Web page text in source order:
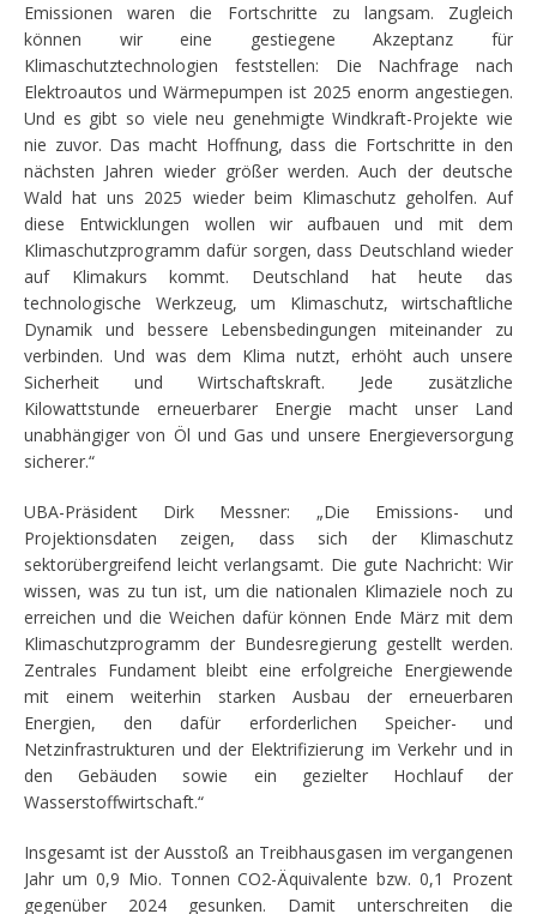
Emissionen waren die Fortschritte zu langsam. Zugleich
können wir eine gestiegene Akzeptanz für
Klimaschutztechnologien feststellen: Die Nachfrage nach
Elektroautos und Wärmepumpen ist 2025 enorm angestiegen.
Und es gibt so viele neu genehmigte Windkraft-Projekte wie
nie zuvor. Das macht Hoffnung, dass die Fortschritte in den
nächsten Jahren wieder größer werden. Auch der deutsche
Wald hat uns 2025 wieder beim Klimaschutz geholfen. Auf
diese Entwicklungen wollen wir aufbauen und mit dem
Klimaschutzprogramm dafür sorgen, dass Deutschland wieder
auf Klimakurs kommt. Deutschland hat heute das
technologische Werkzeug, um Klimaschutz, wirtschaftliche
Dynamik und bessere Lebensbedingungen miteinander zu
verbinden. Und was dem Klima nutzt, erhöht auch unsere
Sicherheit und Wirtschaftskraft. Jede zusätzliche
Kilowattstunde erneuerbarer Energie macht unser Land
unabhängiger von Öl und Gas und unsere Energieversorgung
sicherer.“
UBA-Präsident Dirk Messner:
„Die Emissions- und
Projektionsdaten zeigen, dass sich der Klimaschutz
sektorübergreifend leicht verlangsamt. Die gute Nachricht: Wir
wissen, was zu tun ist, um die nationalen Klimaziele noch zu
erreichen und die Weichen dafür können Ende März mit dem
Klimaschutzprogramm der Bundesregierung gestellt werden.
Zentrales Fundament bleibt eine erfolgreiche Energiewende
mit einem weiterhin starken Ausbau der erneuerbaren
Energien, den dafür erforderlichen Speicher- und
Netzinfrastrukturen und der Elektrifizierung im Verkehr und in
den Gebäuden sowie ein gezielter Hochlauf der
Wasserstoffwirtschaft.“
Insgesamt ist der Ausstoß an Treibhausgasen im vergangenen
Jahr um 0,9 Mio. Tonnen CO2-Äquivalente bzw. 0,1 Prozent
gegenüber 2024 gesunken. Damit unterschreiten die